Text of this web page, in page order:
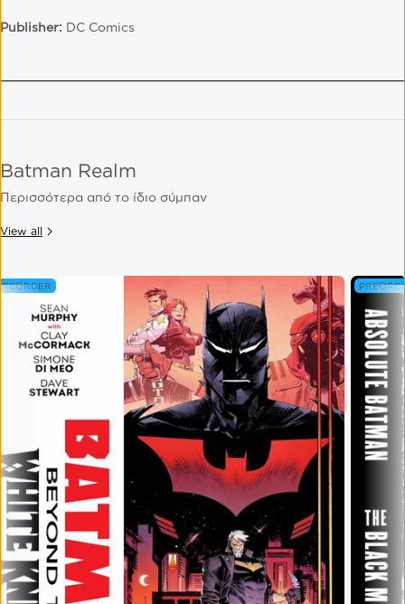
Publisher: DC Comics
Batman Realm
Περισσότερα από το ίδιο σύμπαν
View all